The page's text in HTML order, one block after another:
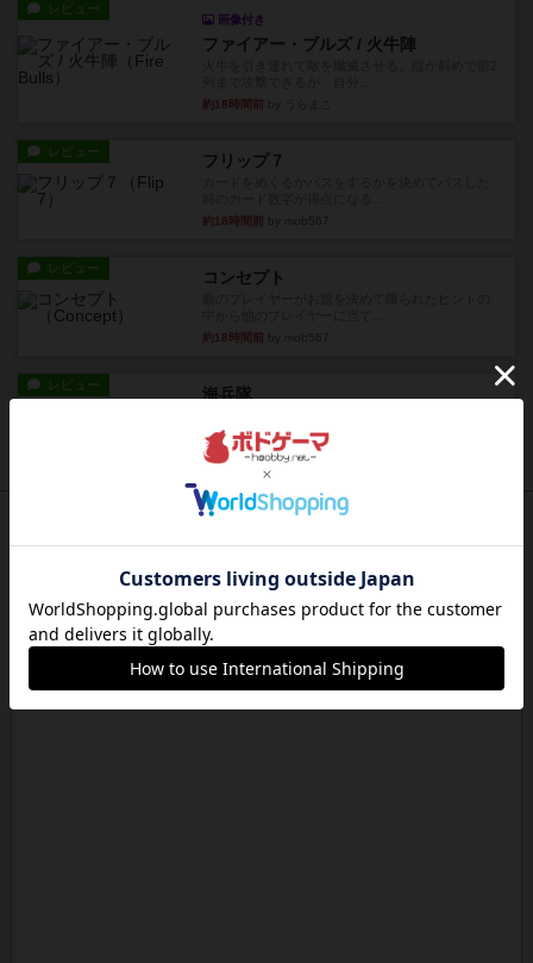
レビュー
画像付き
ファイアー・ブルズ / 火牛陣
約18時間前
レビュー フリップ７
約18時間前
レビュー コンセプト
約18時間前
レビュー 海兵隊
『Leathernec...
約18時間前by Chaco